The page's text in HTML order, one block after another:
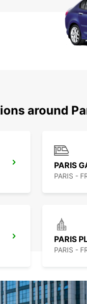
around
PARIS
PARIS -
PARIS
PARIS -